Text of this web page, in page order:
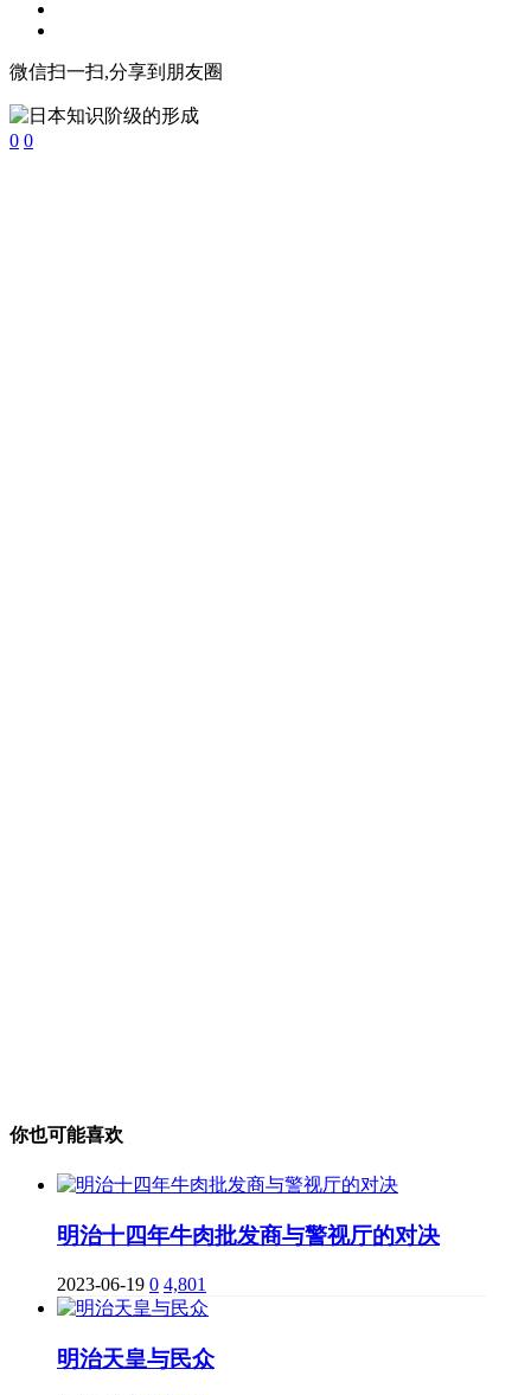
微信扫一扫,分享到朋友圈
0 0
你也可能喜欢
明治十四年牛肉批发商与警视厅的对决
2023-06-19 0 4,801
明治天皇与民众